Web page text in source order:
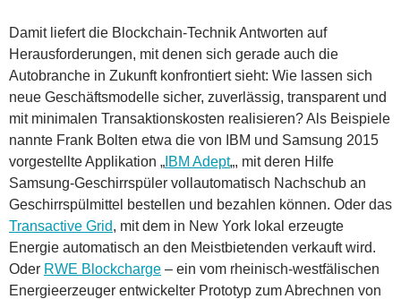
Damit liefert die Blockchain-Technik Antworten auf
Herausforderungen, mit denen sich gerade auch die
Autobranche in Zukunft konfrontiert sieht: Wie lassen sich
neue Geschäftsmodelle sicher, zuverlässig, transparent und
mit minimalen Transaktionskosten realisieren? Als Beispiele
nannte Frank Bolten etwa die von IBM und Samsung 2015
vorgestellte Applikation „ IBM Adept„, mit deren Hilfe
Samsung-Geschirrspüler vollautomatisch Nachschub an
Geschirrspülmittel bestellen und bezahlen können. Oder das
Transactive Grid, mit dem in New York lokal erzeugte
Energie automatisch an den Meistbietenden verkauft wird.
Oder RWE Blockcharge – ein vom rheinisch-westfälischen
Energieerzeuger entwickelter Prototyp zum Abrechnen von